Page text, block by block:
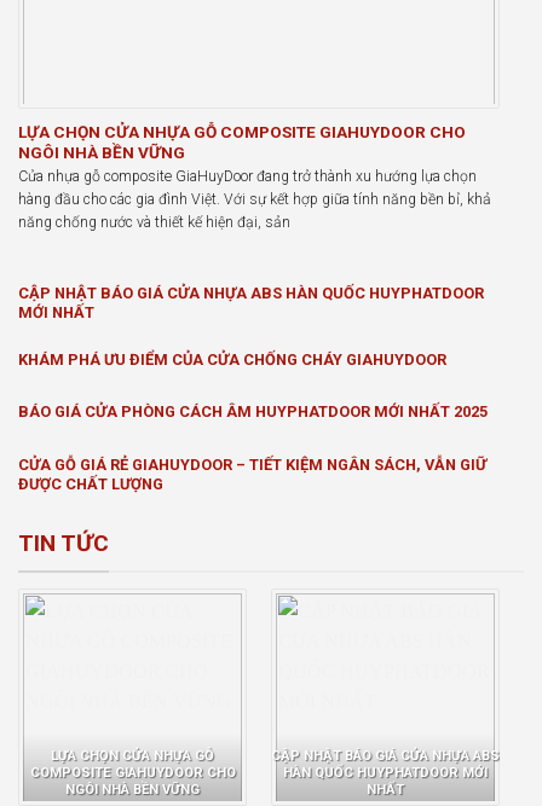
LỰA CHỌN CỬA NHỰA GỖ COMPOSITE GIAHUYDOOR CHO
NGÔI NHÀ BỀN VỮNG
Cửa nhựa gỗ composite GiaHuyDoor đang trở thành xu hướng lựa chọn
hàng đầu cho các gia đình Việt. Với sự kết hợp giữa tính năng bền bỉ, khả
năng chống nước và thiết kế hiện đại, sản
CẬP NHẬT BÁO GIÁ CỬA NHỰA ABS HÀN QUỐC HUYPHATDOOR
MỚI NHẤT
KHÁM PHÁ ƯU ĐIỂM CỦA CỬA CHỐNG CHÁY GIAHUYDOOR
BÁO GIÁ CỬA PHÒNG CÁCH ÂM HUYPHATDOOR MỚI NHẤT 2025
CỬA GỖ GIÁ RẺ GIAHUYDOOR – TIẾT KIỆM NGÂN SÁCH, VẪN GIỮ
ĐƯỢC CHẤT LƯỢNG
TIN TỨC
LỰA CHỌN CỬA NHỰA GỖ
COMPOSITE GIAHUYDOOR CHO
NGÔI NHÀ BỀN VỮNG
CẬP NHẬT BÁO GIÁ CỬA NHỰA ABS
HÀN QUỐC HUYPHATDOOR MỚI
NHẤT